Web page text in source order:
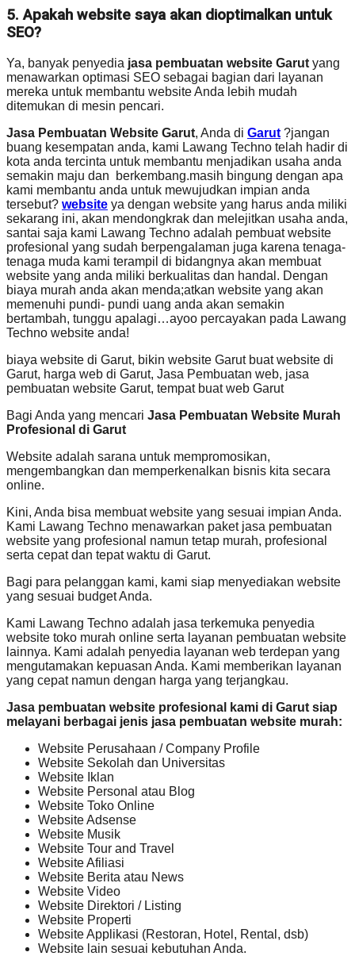
5. Apakah website saya akan dioptimalkan untuk
SEO?
Ya, banyak penyedia jasa pembuatan website Garut yang
menawarkan optimasi SEO sebagai bagian dari layanan
mereka untuk membantu website Anda lebih mudah
ditemukan di mesin pencari.
Jasa Pembuatan Website Garut, Anda di Garut ?jangan
buang kesempatan anda, kami Lawang Techno telah hadir di
kota anda tercinta untuk membantu menjadikan usaha anda
semakin maju dan berkembang.masih bingung dengan apa
kami membantu anda untuk mewujudkan impian anda
tersebut? website ya dengan website yang harus anda miliki
sekarang ini, akan mendongkrak dan melejitkan usaha anda,
santai saja kami Lawang Techno adalah pembuat website
profesional yang sudah berpengalaman juga karena tenaga-
tenaga muda kami terampil di bidangnya akan membuat
website yang anda miliki berkualitas dan handal. Dengan
biaya murah anda akan menda;atkan website yang akan
memenuhi pundi- pundi uang anda akan semakin
bertambah, tunggu apalagi…ayoo percayakan pada Lawang
Techno website anda!
biaya website di Garut, bikin website Garut buat website di
Garut, harga web di Garut, Jasa Pembuatan web, jasa
pembuatan website Garut, tempat buat web Garut
Bagi Anda yang mencari Jasa Pembuatan Website Murah
Profesional di Garut
Website adalah sarana untuk mempromosikan,
mengembangkan dan memperkenalkan bisnis kita secara
online.
Kini, Anda bisa membuat website yang sesuai impian Anda.
Kami Lawang Techno menawarkan paket jasa pembuatan
website yang profesional namun tetap murah, profesional
serta cepat dan tepat waktu di Garut.
Bagi para pelanggan kami, kami siap menyediakan website
yang sesuai budget Anda.
Kami Lawang Techno adalah jasa terkemuka penyedia
website toko murah online serta layanan pembuatan website
lainnya. Kami adalah penyedia layanan web terdepan yang
mengutamakan kepuasan Anda. Kami memberikan layanan
yang cepat namun dengan harga yang terjangkau.
Jasa pembuatan website profesional kami di Garut siap
melayani berbagai jenis jasa pembuatan website murah:
Website Perusahaan / Company Profile
Website Sekolah dan Universitas
Website Iklan
Website Personal atau Blog
Website Toko Online
Website Adsense
Website Musik
Website Tour and Travel
Website Afiliasi
Website Berita atau News
Website Video
Website Direktori / Listing
Website Properti
Website Applikasi (Restoran, Hotel, Rental, dsb)
Website lain sesuai kebutuhan Anda.